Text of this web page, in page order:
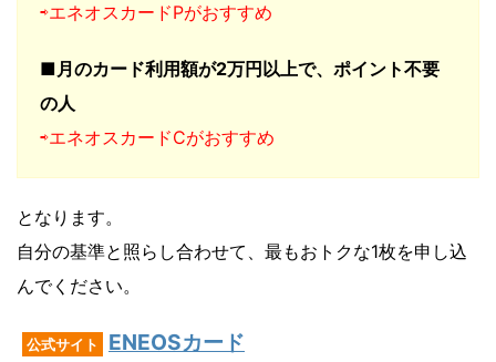
⇨エネオスカードPがおすすめ
■月のカード利用額が2万円以上で、ポイント不要
の人
⇨エネオスカードCがおすすめ
となります。
自分の基準と照らし合わせて、最もおトクな1枚を申し込
んでください。
公式サイト ENEOSカード